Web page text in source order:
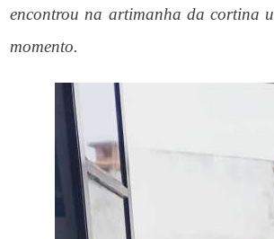
encontrou na artimanha da cortina
momento.